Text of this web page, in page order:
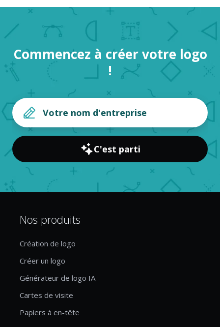
Commencez à créer votre logo
!
C'est parti
Nos produits
Création de logo
Créer un logo
Générateur de logo IA
Cartes de visite
Papiers à en-tête